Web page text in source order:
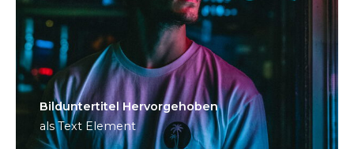
Bild­unter­titel Hervorgehoben
als Text Element